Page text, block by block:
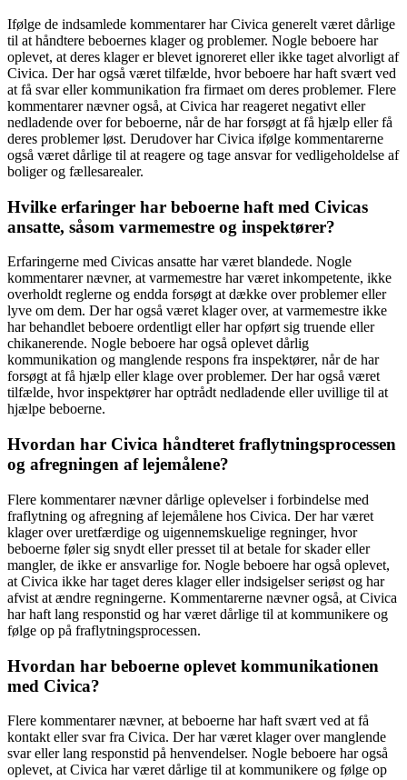
Ifølge de indsamlede kommentarer har Civica generelt været dårlige
til at håndtere beboernes klager og problemer. Nogle beboere har
oplevet, at deres klager er blevet ignoreret eller ikke taget alvorligt af
Civica. Der har også været tilfælde, hvor beboere har haft svært ved
at få svar eller kommunikation fra firmaet om deres problemer. Flere
kommentarer nævner også, at Civica har reageret negativt eller
nedladende over for beboerne, når de har forsøgt at få hjælp eller få
deres problemer løst. Derudover har Civica ifølge kommentarerne
også været dårlige til at reagere og tage ansvar for vedligeholdelse af
boliger og fællesarealer.
Hvilke erfaringer har beboerne haft med Civicas
ansatte, såsom varmemestre og inspektører?
Erfaringerne med Civicas ansatte har været blandede. Nogle
kommentarer nævner, at varmemestre har været inkompetente, ikke
overholdt reglerne og endda forsøgt at dække over problemer eller
lyve om dem. Der har også været klager over, at varmemestre ikke
har behandlet beboere ordentligt eller har opført sig truende eller
chikanerende. Nogle beboere har også oplevet dårlig
kommunikation og manglende respons fra inspektører, når de har
forsøgt at få hjælp eller klage over problemer. Der har også været
tilfælde, hvor inspektører har optrådt nedladende eller uvillige til at
hjælpe beboerne.
Hvordan har Civica håndteret fraflytningsprocessen
og afregningen af lejemålene?
Flere kommentarer nævner dårlige oplevelser i forbindelse med
fraflytning og afregning af lejemålene hos Civica. Der har været
klager over uretfærdige og uigennemskuelige regninger, hvor
beboerne føler sig snydt eller presset til at betale for skader eller
mangler, de ikke er ansvarlige for. Nogle beboere har også oplevet,
at Civica ikke har taget deres klager eller indsigelser seriøst og har
afvist at ændre regningerne. Kommentarerne nævner også, at Civica
har haft lang responstid og har været dårlige til at kommunikere og
følge op på fraflytningsprocessen.
Hvordan har beboerne oplevet kommunikationen
med Civica?
Flere kommentarer nævner, at beboerne har haft svært ved at få
kontakt eller svar fra Civica. Der har været klager over manglende
svar eller lang responstid på henvendelser. Nogle beboere har også
oplevet, at Civica har været dårlige til at kommunikere og følge op